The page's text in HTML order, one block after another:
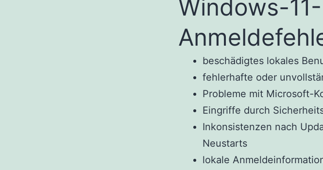
Windows-11-
beschädigtes lokales
fehlerhafte oder
Probleme mit Microsoft-
Eingriffe durch
Inkonsistenzen nach
Neustarts
lokale